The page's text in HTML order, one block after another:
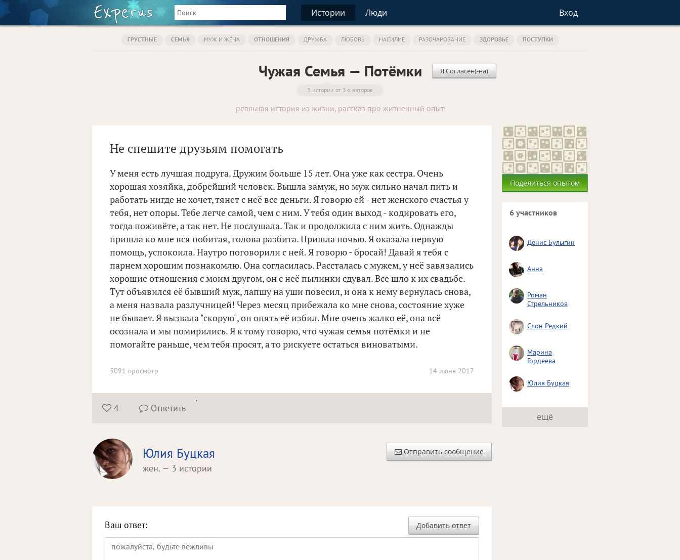
Истории Люди Вход
ГРУСТНЫЕ СЕМЬЯ МУЖ И ЖЕНА ОТНОШЕНИЯ ДРУЖБА ЛЮБОВЬ НАСИЛИЕ РАЗОЧАРОВАНИЕ ЗДОРОВЬЕ ПОСТУПКИ
Чужая Семья — Потёмки Я Согласен(-на)
3 истории от 3-х авторов
реальная история из жизни, рассказ про жизненный опыт
Не спешите друзьям помогать
У меня есть лучшая подруга. Дружим больше 15 лет. Она уже как сестра. Очень
хорошая хозяйка, добрейший человек. Вышла замуж, но муж сильно начал пить и
работать нигде не хочет, тянет с неё все деньги. Я говорю ей - нет женского счастья у
тебя, нет опоры. Тебе легче самой, чем с ним. У тебя один выход - кодировать его,
тогда поживёте, а так нет. Не послушала. Так и продолжила с ним жить. Однажды
пришла ко мне вся побитая, голова разбита. Пришла ночью. Я оказала первую
помощь, успокоила. Наутро поговорили с ней. Я говорю - бросай! Давай я тебя с
парнем хорошим познакомлю. Она согласилась. Рассталась с мужем, у неё завязались
хорошие отношения с моим другом, он с неё пылинки сдувал. Все шло к их свадьбе.
Тут объявился её бывший муж, лапшу на уши повесил, и она к нему вернулась снова,
а меня назвала разлучницей! Через месяц прибежала ко мне снова, состояние хуже
не бывает. Я вызвала "скорую", он опять её избил. Мне очень жалко её, она всё
осознала и мы помирились. Я к тому говорю, что чужая семья потёмки и не
помогайте раньше, чем тебя просят, а то рискуете остаться виноватыми.
14 июня 2017
5091 просмотр
 4  Ответить
.
Отправить сообщение
Юлия Буцкая
жен. — 3 истории
Добавить ответ
Ваш ответ:
Поделиться опытом
6 участников
Денис Булыгин
Анна
Роман
Стрельников
Слон Редкий
Марина
Гордеева
Юлия Буцкая
ещё